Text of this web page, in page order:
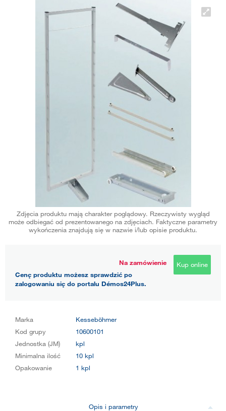
Zdjęcia produktu mają charakter poglądowy. Rzeczywisty wygląd
może odbiegać od prezentowanego na zdjęciach. Faktyczne parametry
wykończenia znajdują się w nazwie i/lub opisie produktu.
Na zamówienie
Cenę produktu możesz sprawdzić po
zalogowaniu się do portalu Démos24Plus.
Kup online
Marka
Kesseböhmer
Kod grupy
10600101
Jednostka (JM)
kpl
Minimalna ilość
10 kpl
Opakowanie
1 kpl
Opis i parametry